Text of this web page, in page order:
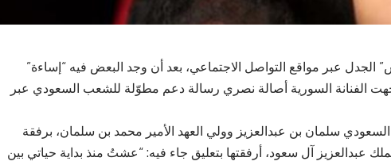
الجدل عبر مواقع التواصل الاجتماعي، بعد أن وجد البعض فيه “إساءة”
الفنانة السورية أصالة نصري رسالة دعم مطوّلة للشعب السعودي عبر
سلمان بن عبدالعزيز وولي العهد الأمير محمد بن سلمان، برفقة
عبدالعزيز آل سعود، أرفقتها بتعليق جاء فيه: “عشتُ منذ بداية حياتي بين